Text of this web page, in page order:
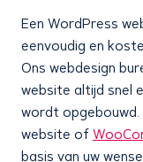
Een WordPress
eenvoudig en
Ons webdesign
website altijd snel
wordt opgebouwd.
website of
basis van uw